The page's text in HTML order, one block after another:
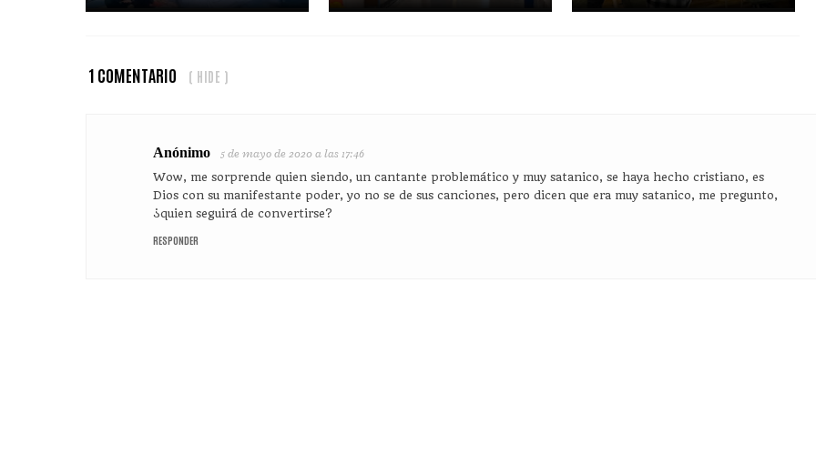
1 COMENTARIO ( HIDE )
Anónimo 5 de mayo de 2020 a las 17:46
Wow, me sorprende quien siendo, un cantante problemático y muy satanico, se haya hecho cristiano, es
Dios con su manifestante poder, yo no se de sus canciones, pero dicen que era muy satanico, me pregunto,
¿quien seguirá de convertirse?
RESPONDER